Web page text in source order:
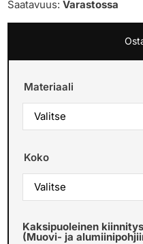
Saatavuus:Varastossa
Materiaali
Koko
Kaksipuoleinen
(Muovi- ja